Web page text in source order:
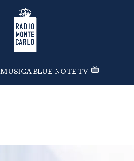
Radio Monte Carlo
MUSICABLUE NOTETV